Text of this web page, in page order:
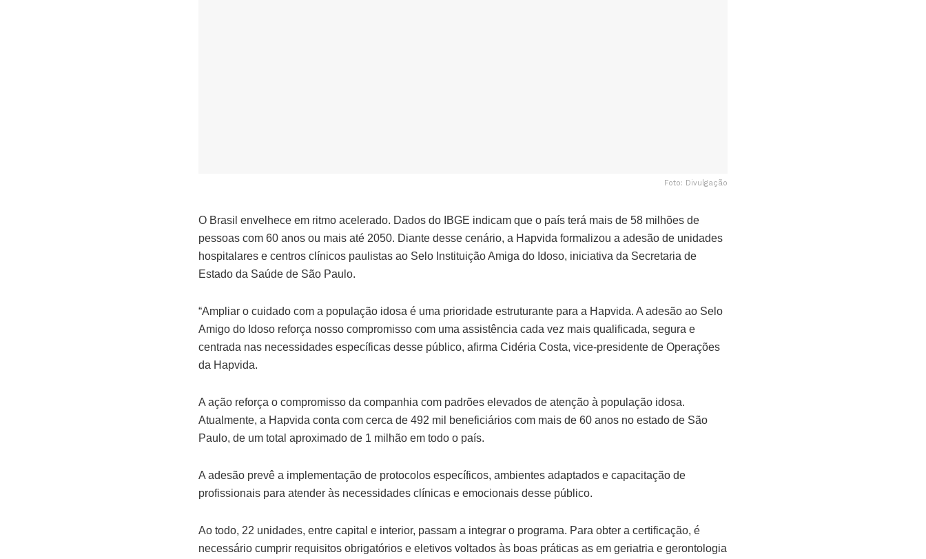
Foto: Divulgação
O Brasil envelhece em ritmo acelerado. Dados do IBGE indicam que o país terá mais de 58 milhões de
pessoas com 60 anos ou mais até 2050. Diante desse cenário, a Hapvida formalizou a adesão de unidades
hospitalares e centros clínicos paulistas ao Selo Instituição Amiga do Idoso, iniciativa da Secretaria de
Estado da Saúde de São Paulo.
“Ampliar o cuidado com a população idosa é uma prioridade estruturante para a Hapvida. A adesão ao Selo
Amigo do Idoso reforça nosso compromisso com uma assistência cada vez mais qualificada, segura e
centrada nas necessidades específicas desse público, afirma Cidéria Costa, vice-presidente de Operações
da Hapvida.
A ação reforça o compromisso da companhia com padrões elevados de atenção à população idosa.
Atualmente, a Hapvida conta com cerca de 492 mil beneficiários com mais de 60 anos no estado de São
Paulo, de um total aproximado de 1 milhão em todo o país.
A adesão prevê a implementação de protocolos específicos, ambientes adaptados e capacitação de
profissionais para atender às necessidades clínicas e emocionais desse público.
Ao todo, 22 unidades, entre capital e interior, passam a integrar o programa. Para obter a certificação, é
necessário cumprir requisitos obrigatórios e eletivos voltados às boas práticas as em geriatria e gerontologia